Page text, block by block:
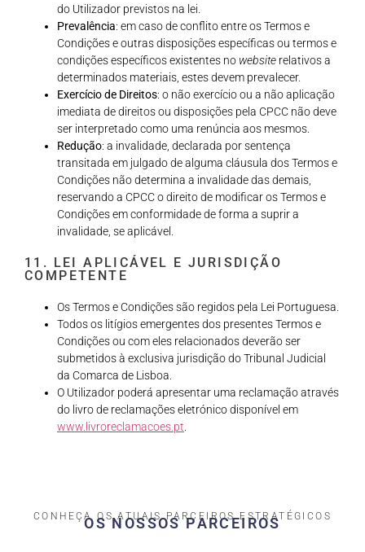
do Utilizador previstos na lei.
Prevalência: em caso de conflito entre os Termos e
Condições e outras disposições específicas ou termos e
condições específicos existentes no website relativos a
determinados materiais, estes devem prevalecer.
Exercício de Direitos: o não exercício ou a não aplicação
imediata de direitos ou disposições pela CPCC não deve
ser interpretado como uma renúncia aos mesmos.
Redução: a invalidade, declarada por sentença
transitada em julgado de alguma cláusula dos Termos e
Condições não determina a invalidade das demais,
reservando a CPCC o direito de modificar os Termos e
Condições em conformidade de forma a suprir a
invalidade, se aplicável.
11. LEI APLICÁVEL E JURISDIÇÃO
COMPETENTE
Os Termos e Condições são regidos pela Lei Portuguesa.
Todos os litígios emergentes dos presentes Termos e
Condições ou com eles relacionados deverão ser
submetidos à exclusiva jurisdição do Tribunal Judicial
da Comarca de Lisboa.
O Utilizador poderá apresentar uma reclamação através
do livro de reclamações eletrónico disponível em
www.livroreclamacoes.pt
CONHEÇA OS ATUAIS PARCEIROS ESTRATÉGICOS
OS NOSSOS PARCEIROS​